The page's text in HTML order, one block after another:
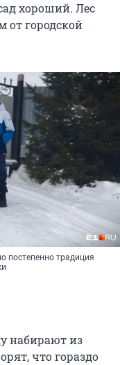
хороший. Лес
от городской
постепенно традиция
набирают из
что гораздо